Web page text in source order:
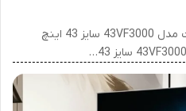
بررسی تلویزیون ال ای دی وینسنت مدل 43VF3000 سایز 43 اینچ